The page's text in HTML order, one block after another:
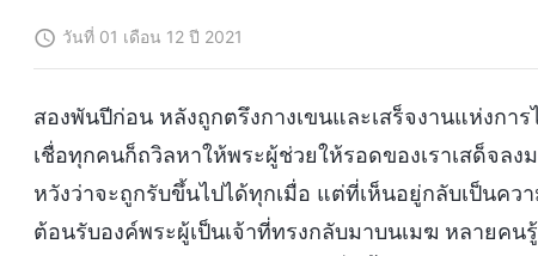
วันที่ 01 เดือน 12 ปี 2021
สองพันปีก่อน หลังถูกตรึงกางเขนและเสร็จงานแห่งก
เชื่อทุกคนก็ถวิลหาให้พระผู้ช่วยให้รอดของเราเสด็จล
หวังว่าจะถูกรับขึ้นไปได้ทุกเมื่อ แต่ที่เห็นอยู่กลับเป็นค
ต้อนรับองค์พระผู้เป็นเจ้าที่ทรงกลับมาบนเมฆ หลายค